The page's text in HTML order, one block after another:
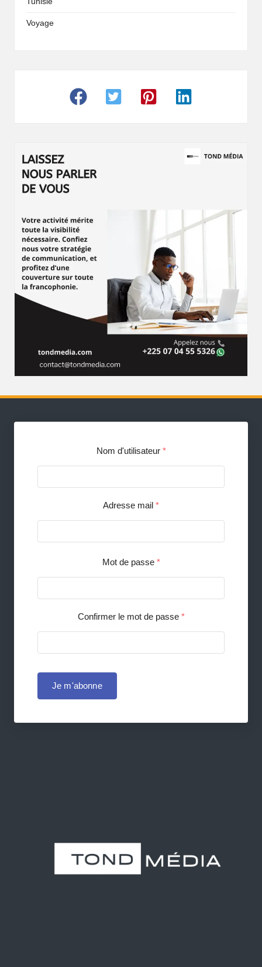
Voyage
Nom d'utilisateur *
Adresse mail *
Mot de passe *
Confirmer le mot de passe *
Je m'abonne